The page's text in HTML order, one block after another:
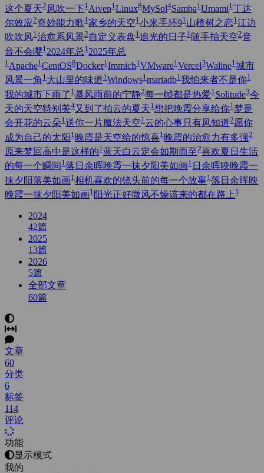
这个夏天2 风吹一下1 Aiven1 Linux8MySql4Samba1 Umami1 丁达
尔效应2奇妙能力歌1 家乡的天空1 小米手环91 山楂树之恋1 江边
吹吹风1 治愈系风景2 自定义表盘1 追光的日子1 随手拍天空2音
音不会嘤1 2024年总 1 2025年总
1 Apache1 CentOS8Docker1 Immich1 VMware1 Vercel3Waline1 城市
风景一角 1 大山里的味道1 Windows1 mariadb1 我怕来者不是你1
我的城市下雨了 1 暴风雨前的宁静2每一帧都是热爱1 Solitude3今
天的天空特别美4又到了拍云的夏天1 想把晚霞分享给你1 梦是
会开花的云朵1 送你一片魔法天空1 云的心事只有风知道2愿你
成为自己的太阳 1 晚霞是天空给的惊喜1 晚霞的治愈力有多强2
原来梦回高中是这样的1 蓝天白云定会如期而至2喜欢夏日生活
的每一个瞬间 1 落日余晖晚霞一抹夕阳美如画1 日余晖映晚霞一
抹夕阳落美如画1 相机喜欢的镜头前的每一个故事1 落日余晖映
晚霞一抹夕阳美如画1 阳光正好微风不燥该来的都在路上 1
2024
42篇
2025
13篇
2026
5篇
全部文章
60篇
文章
60
分类
6
标签
114
评论
功能
显示模式
我的